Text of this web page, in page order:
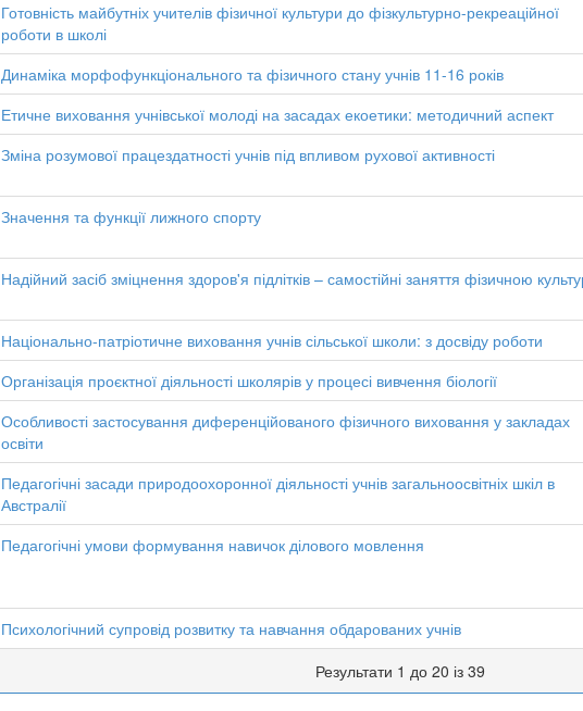
Готовність майбутніх учителів фізичної культури до фізкультурно-рекреаційної
роботи в школі
Динаміка морфофункціонального та фізичного стану учнів 11-16 років
Етичне виховання учнівської молоді на засадах екоетики: методичний аспект
Зміна розумової працездатності учнів під впливом рухової активності
Значення та функції лижного спорту
Надійний засіб зміцнення здоров'я підлітків – самостійні заняття фізичною
Національно-патріотичне виховання учнів сільської школи: з досвіду роботи
Організація проєктної діяльності школярів у процесі вивчення біології
Особливості застосування диференційованого фізичного виховання у закладах
освіти
Педагогічні засади природоохоронної діяльності учнів загальноосвітніх шкіл в
Австралії
Педагогічні умови формування навичок ділового мовлення
Психологічний супровід розвитку та навчання обдарованих учнів
Результати 1 до 20 із 39